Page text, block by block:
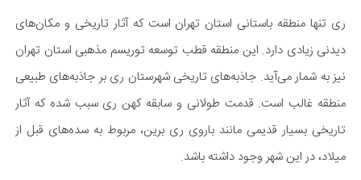
ری تنها منطقه باستانی استان تهران است که آثار تاریخی و مکان‌های
دیدنی زیادی دارد. این منطقه قطب توسعه توریسم مذهبی استان تهران
نیز به شمار می‌آید. جاذبه‌های تاریخی شهرستان ری بر جاذبه‌های طبیعی
منطقه غالب است. قدمت طولانی و سابقه کهن ری سبب شده که آثار
تاریخی بسیار قدیمی مانند باروی ری برین، مربوط به سده‌های قبل از
میلاد، در این شهر وجود داشته باشد.